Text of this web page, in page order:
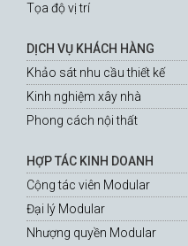
Tọa độ vị trí
DỊCH VỤ KHÁCH HÀNG
Khảo sát nhu cầu thiết kế
Kinh nghiệm xây nhà
Phong cách nội thất
HỢP TÁC KINH DOANH
Cộng tác viên Modular
Đại lý Modular
Nhượng quyền Modular